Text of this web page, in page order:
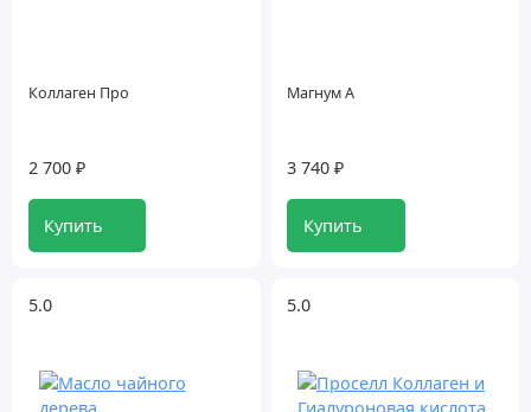
Коллаген Про
2 700 ₽
Купить
Магнум А
3 740 ₽
Купить
5.0 5.0